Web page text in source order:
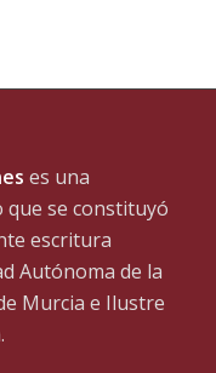
es una
se constituyó
escritura
Autónoma de la
Murcia e Ilustre